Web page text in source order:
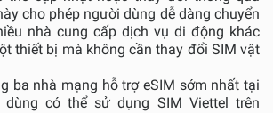
cho phép người dùng dễ dàng chuyển
nhà cung cấp dịch vụ di động khác
thiết bị mà không cần thay đổi SIM vật
ba nhà mạng hỗ trợ eSIM sớm nhất tại
dùng có thể sử dụng SIM Viettel trên